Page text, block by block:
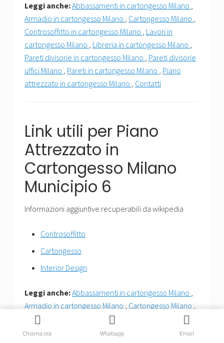
Leggi anche:Abbassamenti in cartongesso Milano ,
Armadio in cartongesso Milano , Cartongesso Milano ,
Controsoffitto in cartongesso Milano , Lavori in
cartongesso Milano , Libreria in cartongesso Milano ,
Pareti divisorie in cartongesso Milano , Pareti divisorie
uffici Milano , Pareti in cartongesso Milano , Piano
attrezzato in cartongesso Milano , Contatti
Link utili per Piano
Attrezzato in
Cartongesso Milano
Municipio 6
Informazioni aggiuntive recuperabili da wikipedia
Controsoffitto
Cartongesso
Interior Design
Leggi anche:Abbassamenti in cartongesso Milano ,
Armadio in cartongesso Milano , Cartongesso Milano ,
Controsoffitto in cartongesso Milano
cartongesso Milano
Libreria in cartongesso Milano,
Chiama ora Whatsapp Email